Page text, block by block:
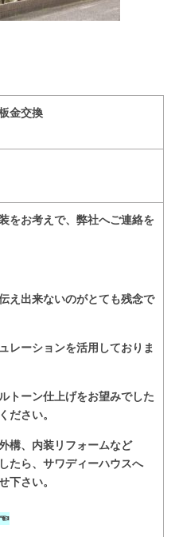
金交換
をお考えで、弊社へご連絡を
え出来ないのがとても残念で
レーションを活用しておりま
トーン仕上げをお望みでした
ださい。
構、内装リフォームなど
たら、サワディーハウスへ
下さい。